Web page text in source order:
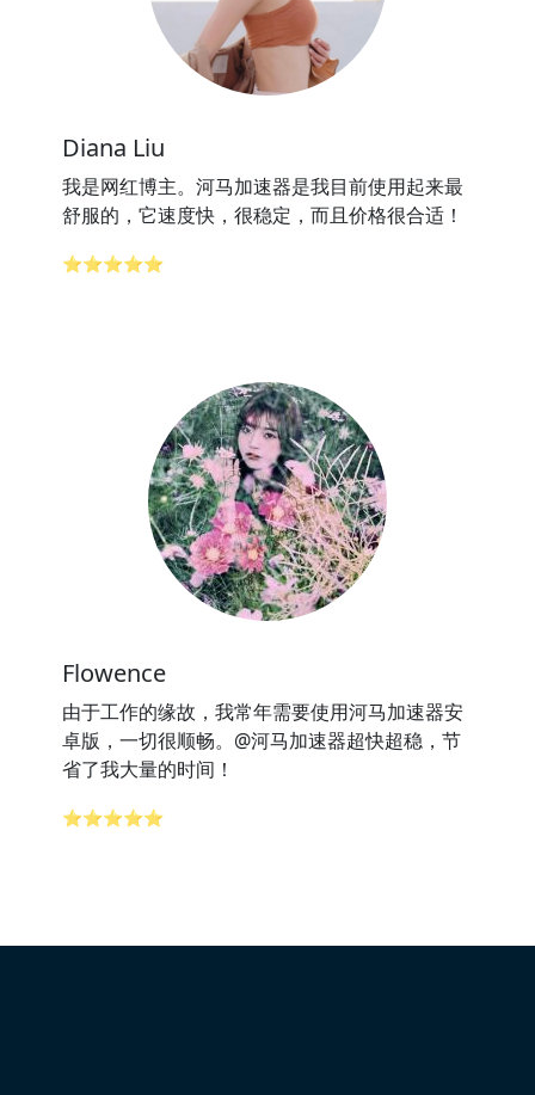
Diana Liu
我是网红博主。河马加速器是我目前使用起来最
舒服的，它速度快，很稳定，而且价格很合适！
⭐⭐⭐⭐⭐
Flowence
由于工作的缘故，我常年需要使用河马加速器安
卓版，一切很顺畅。@河马加速器超快超稳，节
省了我大量的时间！
⭐⭐⭐⭐⭐